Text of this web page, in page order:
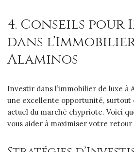
4. Conseils pour
dans
Alaminos
Investir dans l’immobilier de luxe à
une excellente opportunité, surtout
actuel du marché chypriote. Voici
vous aider à maximiser votre